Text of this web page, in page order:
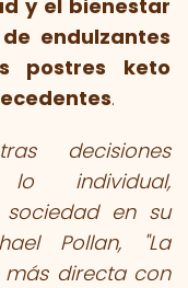
y el bienestar
endulzantes
postres keto
.
decisiones
lo individual,
en su
Pollan, "La
más directa con